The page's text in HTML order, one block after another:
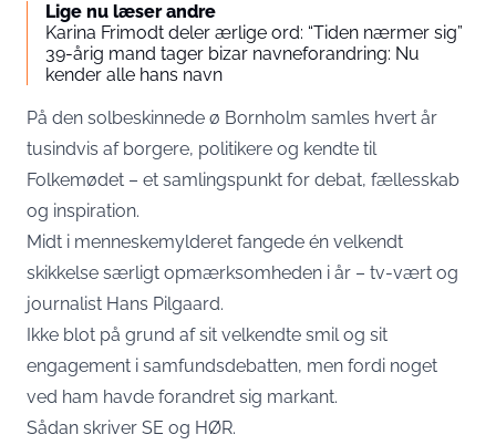
Lige nu læser andre
Karina Frimodt deler ærlige ord: “Tiden nærmer sig”
39-årig mand tager bizar navneforandring: Nu
kender alle hans navn
På den solbeskinnede ø Bornholm samles hvert år
tusindvis af borgere, politikere og kendte til
Folkemødet – et samlingspunkt for debat, fællesskab
og inspiration.
Midt i menneskemylderet fangede én velkendt
skikkelse særligt opmærksomheden i år – tv-vært og
journalist Hans Pilgaard.
Ikke blot på grund af sit velkendte smil og sit
engagement i samfundsdebatten, men fordi noget
ved ham havde forandret sig markant.
Sådan skriver SE og HØR.